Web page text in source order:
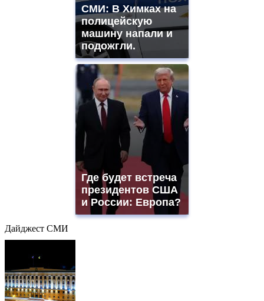
СМИ: В Химках на
полицейскую
машину напали и
подожгли.
Где будет встреча
президентов США
и России: Европа?
Дайджест СМИ